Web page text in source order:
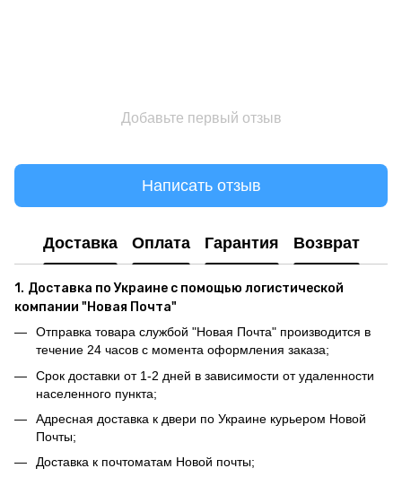
Добавьте первый отзыв
Написать отзыв
Доставка Оплата Гарантия Возврат
1. Доставка по Украине с помощью логистической
компании "Новая Почта"
Отправка товара службой "Новая Почта" производится в
течение 24 часов с момента оформления заказа;
Срок доставки от 1-2 дней в зависимости от удаленности
населенного пункта;
Адресная доставка к двери по Украине курьером Новой
Почты;
Доставка к почтоматам Новой почты;